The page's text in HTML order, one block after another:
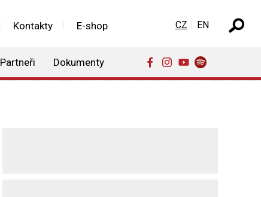
Kontakty E-shop
Partneři Dokumenty
Zvolte jazyk
CZ EN